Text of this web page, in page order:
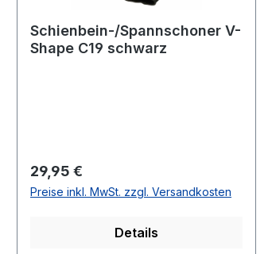
Schienbein-/Spannschoner V-
Shape C19 schwarz
Regulärer Preis:
29,95 €
Preise inkl. MwSt. zzgl. Versandkosten
Details